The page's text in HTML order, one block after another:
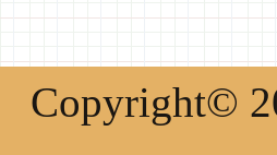
Copyright©